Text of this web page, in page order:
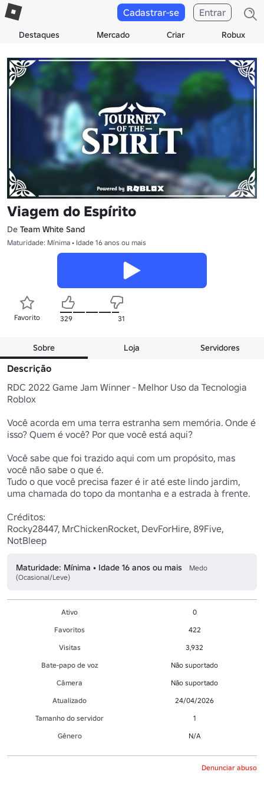
Destaques Mercado Criar Robux
Cadastrar-se Entrar
Viagem do Espírito
De Team White Sand
Maturidade: Mínima • Idade 16 anos ou mais
Favorito 329 31
Sobre Loja Servidores
Descrição
RDC 2022 Game Jam Winner - Melhor Uso da Tecnologia
Roblox
Você acorda em uma terra estranha sem memória. Onde é
isso? Quem é você? Por que você está aqui?
Você sabe que foi trazido aqui com um propósito, mas
você não sabe o que é.
Tudo o que você precisa fazer é ir até este lindo jardim,
uma chamada do topo da montanha e a estrada à frente.
Créditos:
Rocky28447, MrChickenRocket, DevForHire, 89Five,
NotBleep
Maturidade: Mínima • Idade 16 anos ou mais
Medo
(Ocasional/Leve)
Ativo
0
Favoritos
422
Visitas
3,932
Bate-papo de voz
Não suportado
Câmera
Não suportado
Atualizado
24/04/2026
Tamanho do servidor
1
Gênero
N/A
Denunciar abuso